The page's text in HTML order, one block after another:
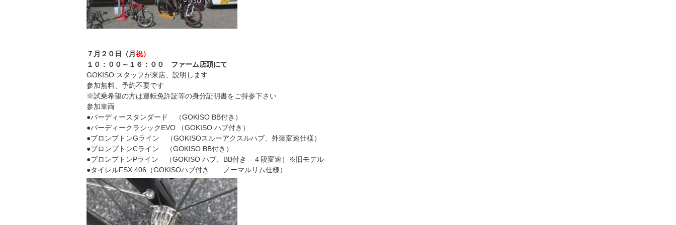
７月２０日（月 祝）
１０：００～１６：００ ファーム店頭にて
GOKISO スタッフが来店、説明します
参加無料、予約不要です
※試乗希望の方は運転免許証等の身分証明書をご持参下さい
参加車両
●バーディースタンダード （GOKISO BB付き）
●バーディークラシックEVO （GOKISO ハブ付き）
●ブロンプトンGライン （GOKISOスルーアクスルハブ、外装変速仕様）
●ブロンプトンCライン （GOKISO BB付き）
●ブロンプトンPライン （GOKISO ハブ、BB付き ４段変速）※旧モデル
●タイレルFSX 406（GOKISOハブ付き ノーマルリム仕様）